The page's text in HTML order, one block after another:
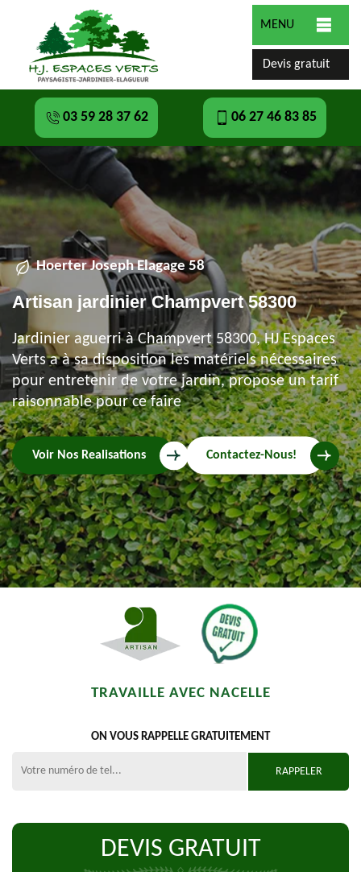
MENU
Devis gratuit
03 59 28 37 62 06 27 46 83 85
Hoerter Joseph Elagage 58
Artisan jardinier Champvert 58300
Jardinier aguerri à Champvert 58300, HJ Espaces
Verts a à sa disposition les matériels nécessaires
pour entretenir de votre jardin, propose un tarif
raisonnable pour ce faire
Voir Nos Realisations Contactez-Nous!
TRAVAILLE AVEC NACELLE
ON VOUS RAPPELLE GRATUITEMENT
DEVIS GRATUIT